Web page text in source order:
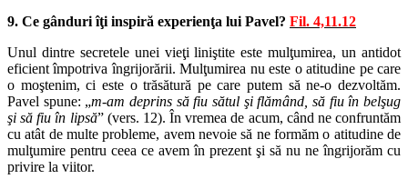
9. Ce gânduri îţi inspiră experienţa lui Pavel? Fil. 4,11.12
Unul dintre secretele unei vieţi liniştite este mulţumirea, un antidot
eficient împotriva îngrijorării. Mulţumirea nu este o atitudine pe care
o moştenim, ci este o trăsătură pe care putem să ne-o dezvoltăm.
Pavel spune: „m-am deprins să fiu sătul şi flămând, să fiu în belşug
şi să fiu în lipsă” (vers. 12). În vremea de acum, când ne confruntăm
cu atât de multe probleme, avem nevoie să ne formăm o atitudine de
mulţumire pentru ceea ce avem în prezent şi să nu ne îngrijorăm cu
privire la viitor.